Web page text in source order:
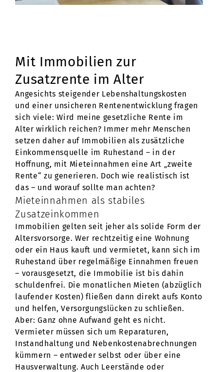
Mit Immobilien zur
Zusatzrente im Alter
Angesichts steigender Lebenshaltungskosten
und einer unsicheren Rentenentwicklung fragen
sich viele: Wird meine gesetzliche Rente im
Alter wirklich reichen? Immer mehr Menschen
setzen daher auf Immobilien als zusätzliche
Einkommensquelle im Ruhestand – in der
Hoffnung, mit Mieteinnahmen eine Art „zweite
Rente“ zu generieren. Doch wie realistisch ist
das – und worauf sollte man achten?
Mieteinnahmen als stabiles
Zusatzeinkommen
Immobilien gelten seit jeher als solide Form der
Altersvorsorge. Wer rechtzeitig eine Wohnung
oder ein Haus kauft und vermietet, kann sich im
Ruhestand über regelmäßige Einnahmen freuen
– vorausgesetzt, die Immobilie ist bis dahin
schuldenfrei. Die monatlichen Mieten (abzüglich
laufender Kosten) fließen dann direkt aufs Konto
und helfen, Versorgungslücken zu schließen.
Aber: Ganz ohne Aufwand geht es nicht.
Vermieter müssen sich um Reparaturen,
Instandhaltung und Nebenkostenabrechnungen
kümmern – entweder selbst oder über eine
Hausverwaltung. Auch Leerstände oder